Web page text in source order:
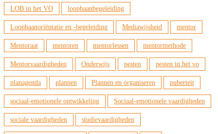
LOB in het VO loopbaanbegeleiding
Loopbaanoriëntatie en -begeleiding Mediawijsheid mentor
Mentoraat mentoren mentorlessen mentormethode
Mentorvaardigheden Onderwijs pesten pesten in het vo
planagenda plannen Plannen en organiseren puberteit
sociaal-emotionele ontwikkeling Sociaal-emotionele vaardigheden
sociale vaardigheden studievaardigheden